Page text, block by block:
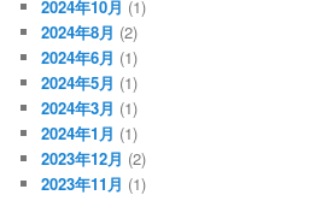
2024年10月 (1)
2024年8月 (2)
2024年6月 (1)
2024年5月 (1)
2024年3月 (1)
2024年1月 (1)
2023年12月 (2)
2023年11月 (1)